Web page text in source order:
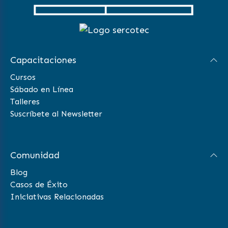
Capacitaciones
Cursos
Sábado en Línea
Talleres
Suscríbete al Newsletter
Comunidad
Blog
Casos de Éxito
Iniciativas Relacionadas